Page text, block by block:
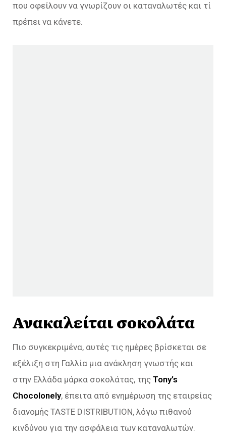
που οφείλουν να γνωρίζουν οι καταναλωτές και τί
πρέπει να κάνετε.
Ανακαλείται σοκολάτα
Πιο συγκεκριμένα, αυτές τις ημέρες βρίσκεται σε
εξέλιξη στη Γαλλία μια ανάκληση γνωστής και
στην Ελλάδα μάρκα σοκολάτας, της Tony’s
Chocolonely, έπειτα από ενημέρωση της εταιρείας
διανομής TASTE DISTRIBUTION, λόγω πιθανού
κινδύνου για την ασφάλεια των καταναλωτών.